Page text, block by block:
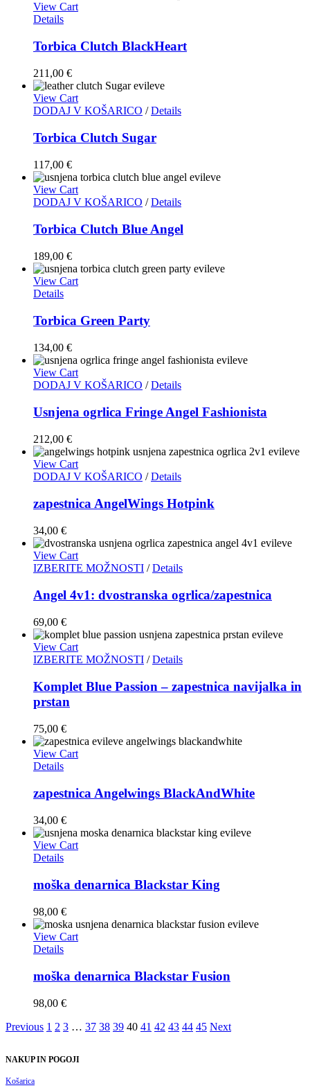
View Cart
Details
Torbica Clutch BlackHeart
211,00 €
View Cart
DODAJ V KOŠARICO / Details
Torbica Clutch Sugar
117,00 €
View Cart
DODAJ V KOŠARICO / Details
Torbica Clutch Blue Angel
189,00 €
View Cart
Details
Torbica Green Party
134,00 €
View Cart
DODAJ V KOŠARICO / Details
Usnjena ogrlica Fringe Angel Fashionista
212,00 €
View Cart
DODAJ V KOŠARICO / Details
zapestnica AngelWings Hotpink
34,00 €
View Cart
IZBERITE MOŽNOSTI / Details
Angel 4v1: dvostranska ogrlica/zapestnica
69,00 €
View Cart
IZBERITE MOŽNOSTI / Details
Komplet Blue Passion – zapestnica navijalka in
prstan
75,00 €
View Cart
Details
zapestnica Angelwings BlackAndWhite
34,00 €
View Cart
Details
moška denarnica Blackstar King
98,00 €
View Cart
Details
moška denarnica Blackstar Fusion
98,00 €
Previous 1 2 3 … 37 38 39 40 41 42 43 44 45 Next
NAKUP IN POGOJI
Košarica